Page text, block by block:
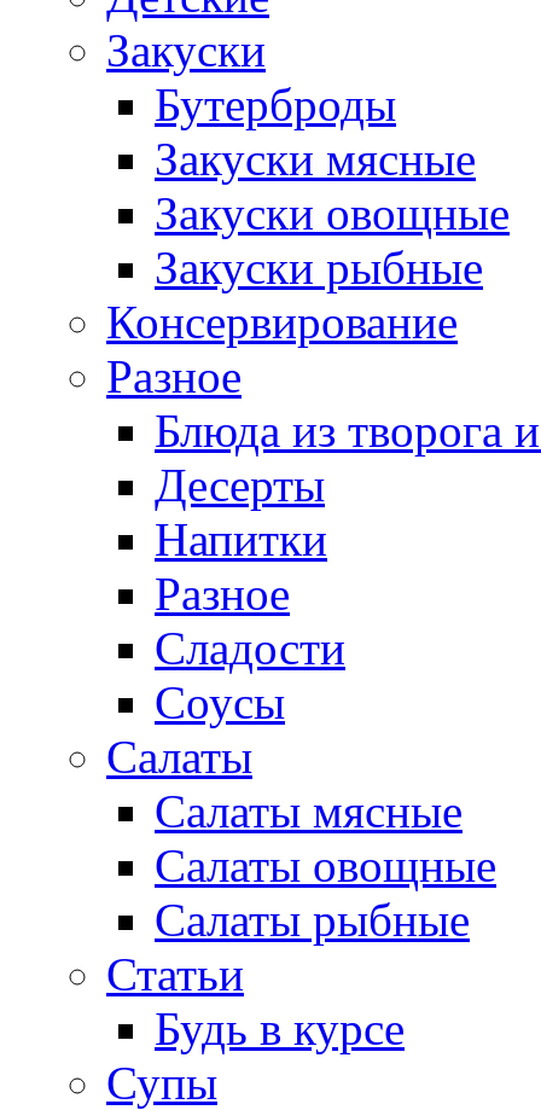
Закуски
Бутерброды
Закуски мясные
Закуски овощные
Закуски рыбные
Консервирование
Разное
Блюда из творога
Десерты
Напитки
Разное
Сладости
Соусы
Салаты
Салаты мясные
Салаты овощные
Салаты рыбные
Статьи
Будь в курсе
Супы